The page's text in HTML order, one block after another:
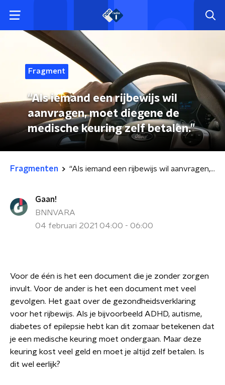
Fragment
“Als iemand een rijbewijs wil
aanvragen, moet diegene de
medische keuring zelf betalen.”
Fragmenten “Als iemand een rijbewijs wil aanvragen, moet diegene de medische keuring zelf betalen.”
Gaan!
BNNVARA
04 februari 2021 04:00 - 06:00
Voor de één is het een document die je zonder zorgen
invult. Voor de ander is het een document met veel
gevolgen. Het gaat over de gezondheidsverklaring
voor het rijbewijs. Als je bijvoorbeeld ADHD, autisme,
diabetes of epilepsie hebt kan dit zomaar betekenen dat
je een medische keuring moet ondergaan. Maar deze
keuring kost veel geld en moet je altijd zelf betalen. Is
dit wel eerlijk?